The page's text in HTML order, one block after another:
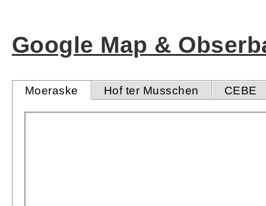
Google Map &
Moeraske Hof ter Musschen CEBE